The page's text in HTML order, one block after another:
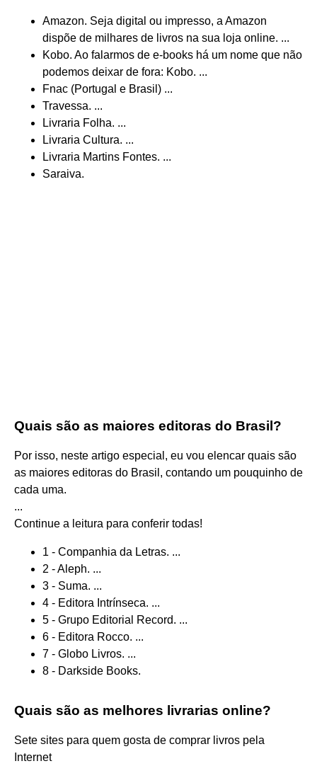
Amazon. Seja digital ou impresso, a Amazon
dispõe de milhares de livros na sua loja online. ...
Kobo. Ao falarmos de e-books há um nome que não
podemos deixar de fora: Kobo. ...
Fnac (Portugal e Brasil) ...
Travessa. ...
Livraria Folha. ...
Livraria Cultura. ...
Livraria Martins Fontes. ...
Saraiva.
Quais são as maiores editoras do Brasil?
Por isso, neste artigo especial, eu vou elencar quais são
as maiores editoras do Brasil, contando um pouquinho de
cada uma.
...
Continue a leitura para conferir todas!
1 - Companhia da Letras. ...
2 - Aleph. ...
3 - Suma. ...
4 - Editora Intrínseca. ...
5 - Grupo Editorial Record. ...
6 - Editora Rocco. ...
7 - Globo Livros. ...
8 - Darkside Books.
Quais são as melhores livrarias online?
Sete sites para quem gosta de comprar livros pela
Internet